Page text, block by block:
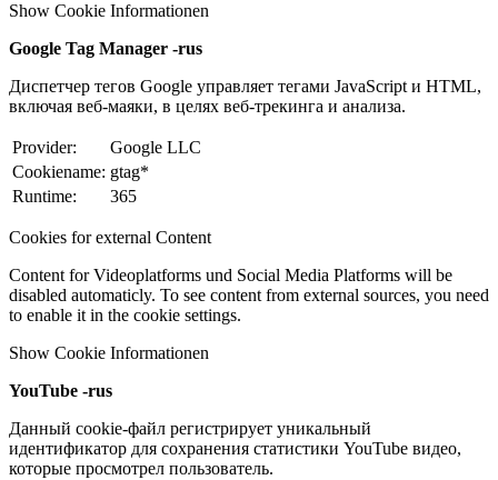
Show Cookie Informationen
Google Tag Manager -rus
Диспетчер тегов Google управляет тегами JavaScript и HTML,
включая веб-маяки, в целях веб-трекинга и анализа.
Provider:
Google LLC
Cookiename: gtag*
Runtime:
365
Cookies for external Content
Content for Videoplatforms und Social Media Platforms will be
disabled automaticly. To see content from external sources, you need
to enable it in the cookie settings.
Show Cookie Informationen
YouTube -rus
Данный cookie-файл регистрирует уникальный
идентификатор для сохранения статистики YouTube видео,
которые просмотрел пользователь.